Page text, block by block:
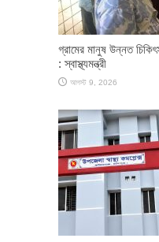
গ্রামের মানুষ উন্নত
: স্বাস্থ্যমন্ত্রী
আগস্ট 9, 2026